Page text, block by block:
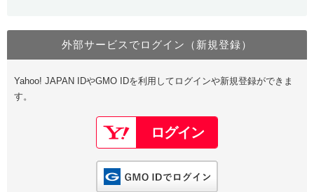
Value Domain Oneにログイン
Google
GMO ID Amazon
※AmazonはValue Domain Oneのログイン画面へ遷移します
Value Domain Oneアカウント作成
以下でも登録可能
Google Yahoo!
GMO ID
外部サービスでログイン（新規登録）
Yahoo! JAPAN IDやGMO IDを利用してログインや新規登録ができま
す。